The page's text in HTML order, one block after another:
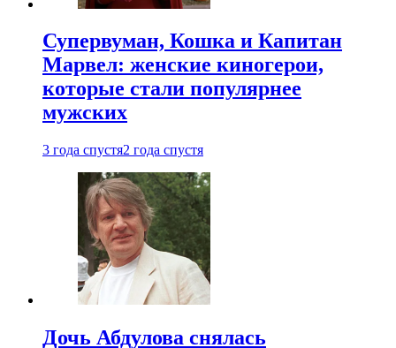
Супервуман, Кошка и Капитан
Марвел: женские киногерои,
которые стали популярнее
мужских
3 года спустя2 года спустя
Дочь Абдулова снялась